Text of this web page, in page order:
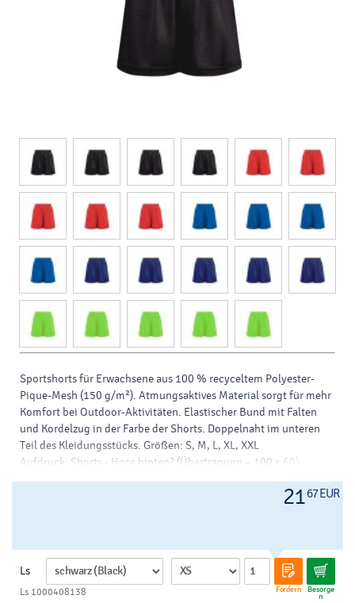
Sportshorts für Erwachsene aus 100 % recyceltem Polyester-
Pique-Mesh (150 g/m²). Atmungsaktives Material sorgt für mehr
Komfort bei Outdoor-Aktivitäten. Elastischer Bund mit Falten
und Kordelzug in der Farbe der Shorts. Doppelnaht im unteren
Teil des Kleidungsstücks. Größen: S, M, L, XL, XXL
Aufdruck: Shorts - Hose hinten? (Übertragung – 100 x 60)
2167 EUR
Ls
Fordern Besorge
n
Ls 1000408138